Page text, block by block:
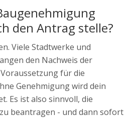
den Antrag stelle?
Viele Stadtwerke und
den Nachweis der
für die
Genehmigung wird dein
Es ist also sinnvoll, die
beantragen - und dann sofort